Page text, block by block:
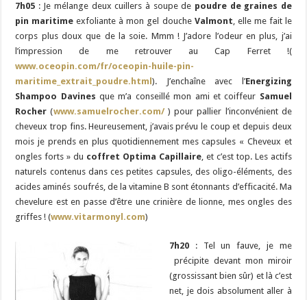
7h05 : Je mélange deux cuillers à soupe de poudre de graines de
pin maritime exfoliante à mon gel douche Valmont, elle me fait le
corps plus doux que de la soie. Mmm ! J’adore l’odeur en plus, j’ai
l’impression de me retrouver au Cap Ferret !(
www.oceopin.com/fr/oceopin-huile-pin-
maritime_extrait_poudre.html). J’enchaîne avec l’Energizing
Shampoo Davines que m’a conseillé mon ami et coiffeur Samuel
Rocher (www.samuelrocher.com/) pour pallier l’inconvénient de
cheveux trop fins. Heureusement, j’avais prévu le coup et depuis deux
mois je prends en plus quotidiennement mes capsules « Cheveux et
ongles forts » du coffret Optima Capillaire, et c’est top. Les actifs
naturels contenus dans ces petites capsules, des oligo-éléments, des
acides aminés soufrés, de la vitamine B sont étonnants d’efficacité. Ma
chevelure est en passe d’être une crinière de lionne, mes ongles des
griffes ! (www.vitarmonyl.com)
7h20 : Tel un fauve, je me
précipite devant mon miroir
(grossissant bien sûr) et là c’est
net, je dois absolument aller à